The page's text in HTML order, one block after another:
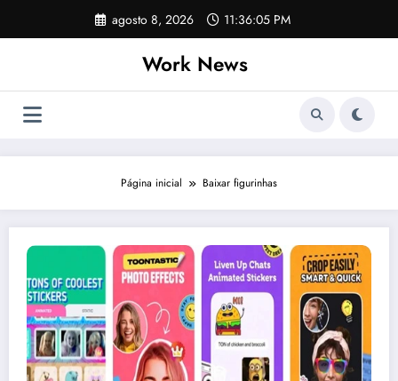
o
agosto 8, 2026 11:36:05 PM
Work News
Página inicial Baixar figurinhas